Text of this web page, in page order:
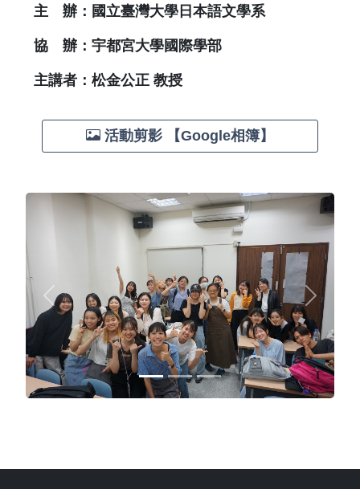
主 辦：國立臺灣大學日本語文學系
協 辦：宇都宮大學國際學部
主講者：松金公正 教授
活動剪影 【Google相簿】
Previous Next